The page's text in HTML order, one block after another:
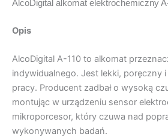
AlcoDigital alkomat elektrochemiczny
Opis
AlcoDigital A-110 to alkomat
indywidualnego. Jest lekki, poręczny
pracy. Producent zadbał o wysoką
montując w urządzeniu sensor
mikroporcesor, który czuwa nad
wykonywanych badań.